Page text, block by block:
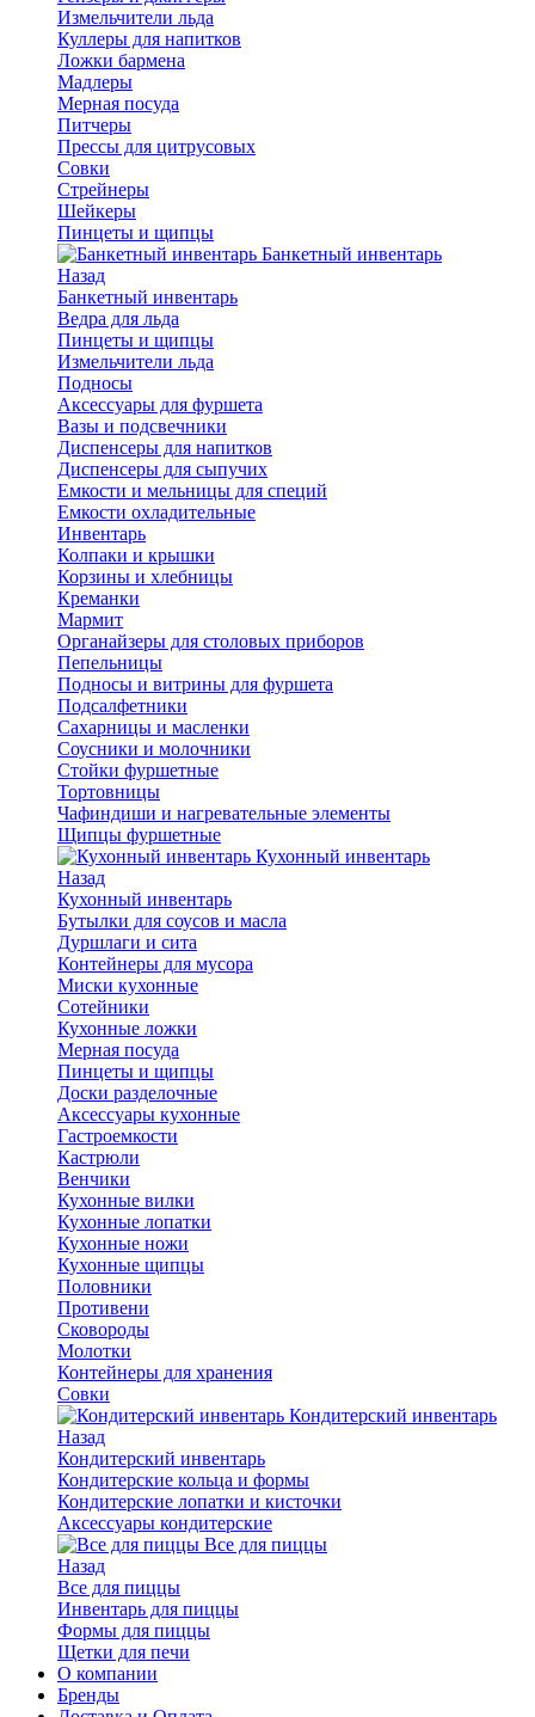
Измельчители льда
Куллеры для напитков
Ложки бармена
Мадлеры
Мерная посуда
Питчеры
Прессы для цитрусовых
Совки
Стрейнеры
Шейкеры
Пинцеты и щипцы
Банкетный инвентарь
Назад
Банкетный инвентарь
Ведра для льда
Пинцеты и щипцы
Измельчители льда
Подносы
Аксессуары для фуршета
Вазы и подсвечники
Диспенсеры для напитков
Диспенсеры для сыпучих
Емкости и мельницы для специй
Емкости охладительные
Инвентарь
Колпаки и крышки
Корзины и хлебницы
Креманки
Мармит
Органайзеры для столовых приборов
Пепельницы
Подносы и витрины для фуршета
Подсалфетники
Сахарницы и масленки
Соусники и молочники
Стойки фуршетные
Тортовницы
Чафиндиши и нагревательные элементы
Щипцы фуршетные
Кухонный инвентарь
Назад
Кухонный инвентарь
Бутылки для соусов и масла
Дуршлаги и сита
Контейнеры для мусора
Миски кухонные
Сотейники
Кухонные ложки
Мерная посуда
Пинцеты и щипцы
Доски разделочные
Аксессуары кухонные
Гастроемкости
Кастрюли
Венчики
Кухонные вилки
Кухонные лопатки
Кухонные ножи
Кухонные щипцы
Половники
Противени
Сковороды
Молотки
Контейнеры для хранения
Совки
Кондитерский инвентарь
Назад
Кондитерский инвентарь
Кондитерские кольца и формы
Кондитерские лопатки и кисточки
Аксессуары кондитерские
Все для пиццы
Назад
Все для пиццы
Инвентарь для пиццы
Формы для пиццы
Щетки для печи
О компании
Бренды